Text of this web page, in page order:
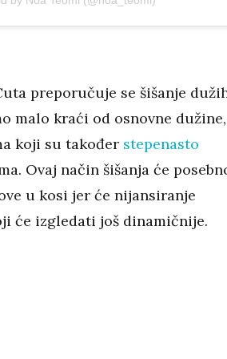
preporučuje se šišanje
malo kraći od osnovne dužine,
koji su također stepenasto
Ovaj način šišanja će
u kosi jer će nijansiranje
će izgledati još dinamičnije.